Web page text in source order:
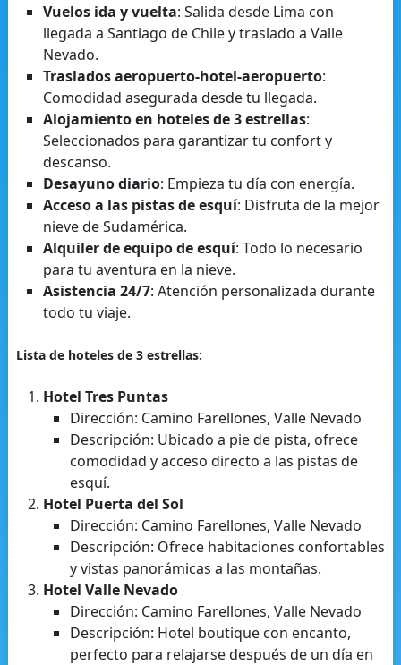
Vuelos ida y vuelta: Salida desde Lima con
llegada a Santiago de Chile y traslado a Valle
Nevado.
Traslados aeropuerto-hotel-aeropuerto:
Comodidad asegurada desde tu llegada.
Alojamiento en hoteles de 3 estrellas:
Seleccionados para garantizar tu confort y
descanso.
Desayuno diario: Empieza tu día con energía.
Acceso a las pistas de esquí: Disfruta de la mejor
nieve de Sudamérica.
Alquiler de equipo de esquí: Todo lo necesario
para tu aventura en la nieve.
Asistencia 24/7: Atención personalizada durante
todo tu viaje.
Lista de hoteles de 3 estrellas:
Hotel Tres Puntas
Dirección: Camino Farellones, Valle Nevado
Descripción: Ubicado a pie de pista, ofrece
comodidad y acceso directo a las pistas de
esquí.
Hotel Puerta del Sol
Dirección: Camino Farellones, Valle Nevado
Descripción: Ofrece habitaciones confortables
y vistas panorámicas a las montañas.
Hotel Valle Nevado
Dirección: Camino Farellones, Valle Nevado
Descripción: Hotel boutique con encanto,
perfecto para relajarse después de un día en